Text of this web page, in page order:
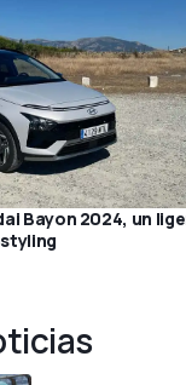
Bayon 2024, un